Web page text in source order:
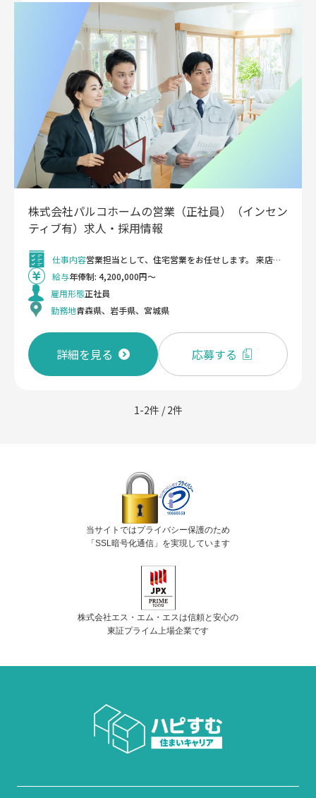
株式会社パルコホームの営業（正社員）（インセン
ティブ有）求人・採用情報
仕事内容
営業担当として、住宅営業をお任せします。 来店されたお客様への対応がメイン業務となります。 お客様が当社HPやインスタなどネットからの情報から、ある程度購入したい家を決めて来店することが多くなっております。 建てたい家や構想がある程度決まっている状態のため、お客様のライフプランとの兼ね合い、資金（予算）に関する相談対応を行っていただきます。 お客様のニーズやご要望、想いを傾聴し、「プラン実現」のためにはどうすればよいかをお客様と一緒になって考え、かなえていくことがミッションとなります。 もちろん予算の制約もありますので、マネープランについても相談に乗りながら、実現に向けて打合せを行っていただきます。 ＜変更の範囲＞ 会社の定める業務
給与年俸制: 4,200,000円～
雇用形態正社員
勤務地青森県、岩手県、宮城県
詳細を見る 応募する
1-2件 / 2件
当サイトではプライバシー保護のため
「SSL暗号化通信」を実現しています
株式会社エス・エム・エスは信頼と安心の
東証プライム上場企業です